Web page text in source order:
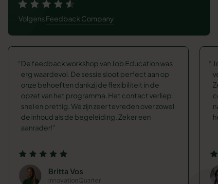
VolgensFeedback Company
De feedback workshop van Job Education was
erg waardevol. De sessie sloot perfect aan op
onze behoeften dankzij de flexibiliteit in de
opzet van het programma. Het contact verliep
snel en prettig. We zijn zeer tevreden over zowel
de inhoud als de begeleiding. Zeker een
aanrader!
Britta Vos
InnovationQuarter